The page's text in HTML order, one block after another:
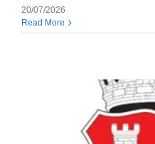
20/07/2026
Read More